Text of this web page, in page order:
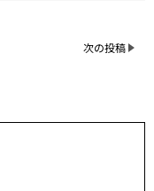
次の投稿